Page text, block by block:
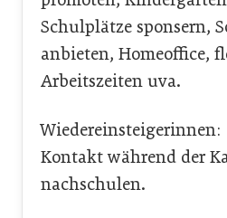
Schulplätze sponsern,
anbieten, Homeoffice,
Arbeitszeiten uva.
Wiedereinsteigerinnen:
Kontakt während der
nachschulen.